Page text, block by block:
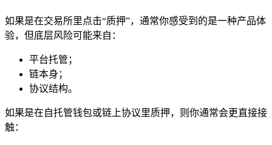
如果是在交易所里点击“质押”，通常你感受到的是一种产品体
验，但底层风险可能来自：
平台托管；
链本身；
协议结构。
如果是在自托管钱包或链上协议里质押，则你通常会更直接接
触：